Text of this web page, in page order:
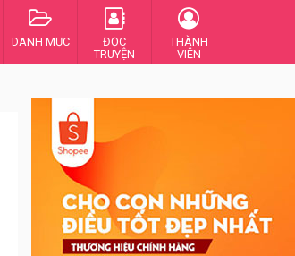
DANH MỤC
ĐỌC
TRUYỆN
THÀNH
VIÊN